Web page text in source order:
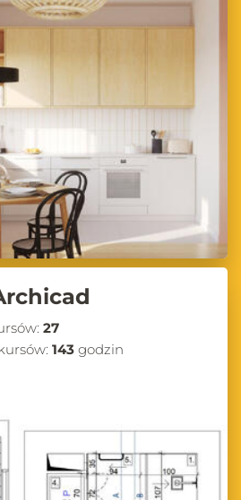
27
143 godzin